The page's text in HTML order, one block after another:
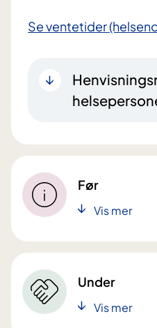
Se ventetider
Før
Vis mer
Under
Vis mer